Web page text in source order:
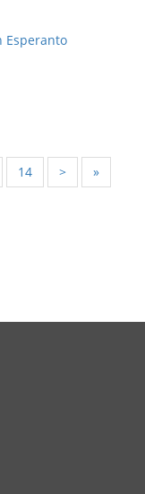
Esperanto
14 > »